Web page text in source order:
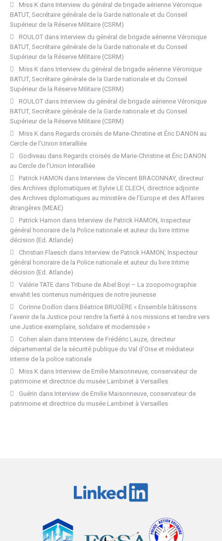
Miss K dans Interview du général de brigade aérienne Véronique
BATUT, Secrétaire générale de la Garde nationale et du Conseil
Supérieur de la Réserve Militaire (CSRM)
ROULOT dans Interview du général de brigade aérienne Véronique
BATUT, Secrétaire générale de la Garde nationale et du Conseil
Supérieur de la Réserve Militaire (CSRM)
Miss K dans Interview du général de brigade aérienne Véronique
BATUT, Secrétaire générale de la Garde nationale et du Conseil
Supérieur de la Réserve Militaire (CSRM)
ROULOT dans Interview du général de brigade aérienne Véronique
BATUT, Secrétaire générale de la Garde nationale et du Conseil
Supérieur de la Réserve Militaire (CSRM)
Miss K dans Regards croisés de Marie-Christine et Éric DANON au
Cercle de l’Union Interalliée
Godiveau dans Regards croisés de Marie-Christine et Éric DANON
au Cercle de l’Union Interalliée
Patrick HAMON dans Interview de Vincent BRACONNAY, directeur
des Archives diplomatiques et Sylvie LE CLECH, directrice adjointe
des Archives diplomatiques au ministère de l’Europe et des Affaires
étrangères (MEAE)
Patrick Hamon dans Interview de Patrick HAMON, Inspecteur
général honoraire de la Police nationale et auteur du livre Intime
décision (Ed. Atlande)
Christian Flaesch dans Interview de Patrick HAMON, Inspecteur
général honoraire de la Police nationale et auteur du livre Intime
décision (Ed. Atlande)
Valérie TATE dans Tribune de Abel Boyi – La zoopornographie
envahit les contenus numériques de notre jeunesse
Corinne Doillon dans Béatrice BRUGÈRE « Ensemble bâtissons
l’avenir de la Justice pour rendre la fierté à nos missions et tendre vers
une Justice exemplaire, solidaire et modernisée »
Cohen alain dans Interview de Frédéric Lauze, directeur
départemental de la sécurité publique du Val d’Oise et médiateur
interne de la police nationale
Miss K dans Interview de Emilie Maisonneuve, conservateur de
patrimoine et directrice du musée Lambinet à Versailles
Guérin dans Interview de Emilie Maisonneuve, conservateur de
patrimoine et directrice du musée Lambinet à Versailles